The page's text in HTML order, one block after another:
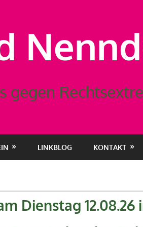
gegen
LINKBLOG KONTAKT
Dienstag 12.08.26